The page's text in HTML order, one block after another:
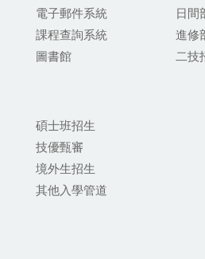
電子郵件系統
課程查詢系統
圖書館
日間
進修
二技
碩士班招生
技優甄審
境外生招生
其他入學管道